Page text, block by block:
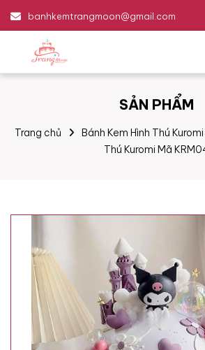
banhkemtrangmoon@gmail.com
SẢN PHẨM
Trang chủ Bánh Kem Hình Thú Kuromi
Thú Kuromi Mã